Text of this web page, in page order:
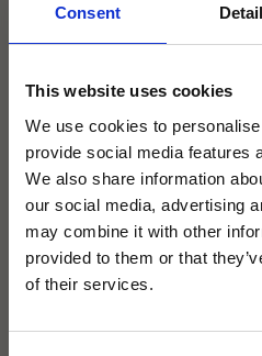
Consent
This website uses cookies
We use cookies to
provide social media features
We also share information
our social media, advertising
may combine it with other
provided to them or that
of their services.
Abmessung